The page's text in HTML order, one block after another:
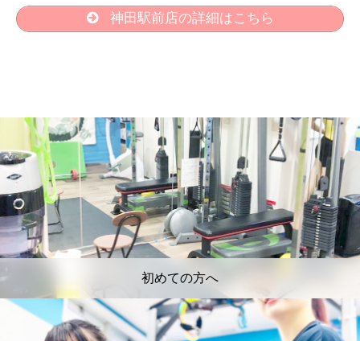
神田駅前店の詳細はこちら
初めての方へ